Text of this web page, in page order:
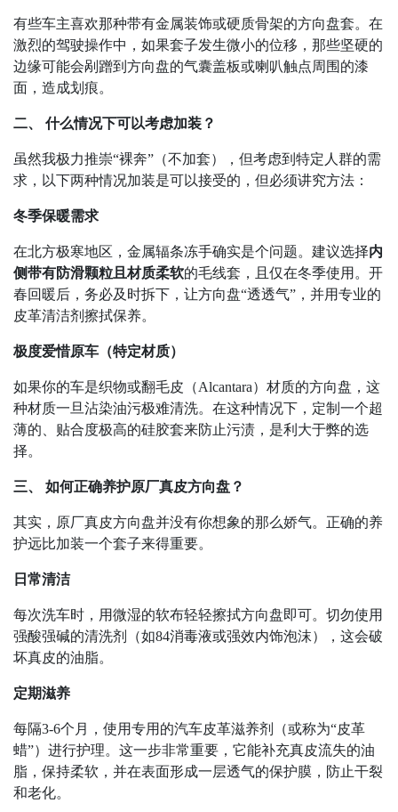
有些车主喜欢那种带有金属装饰或硬质骨架的方向盘套。在
激烈的驾驶操作中，如果套子发生微小的位移，那些坚硬的
边缘可能会剐蹭到方向盘的气囊盖板或喇叭触点周围的漆
面，造成划痕。
二、 什么情况下可以考虑加装？
虽然我极力推崇“裸奔” （不加套），但考虑到特定人群的需
求，以下两种情况加装是可以接受的，但必须讲究方法：
冬季保暖需求
在北方极寒地区，金属辐条冻手确实是个问题。建议选择内
侧带有防滑颗粒且材质柔软的毛线套，且仅在冬季使用。开
春回暖后，务必及时拆下，让方向盘“透透气” ，并用专业的
皮革清洁剂擦拭保养。
极度爱惜原车（特定材质）
如果你的车是织物或翻毛皮（Alcantara）材质的方向盘，这
种材质一旦沾染油污极难清洗。在这种情况下，定制一个超
薄的、贴合度极高的硅胶套来防止污渍，是利大于弊的选
择。
三、 如何正确养护原厂真皮方向盘？
其实，原厂真皮方向盘并没有你想象的那么娇气。正确的养
护远比加装一个套子来得重要。
日常清洁
每次洗车时，用微湿的软布轻轻擦拭方向盘即可。切勿使用
强酸强碱的清洗剂（如84消毒液或强效内饰泡沫），这会破
坏真皮的油脂。
定期滋养
每隔3-6个月，使用专用的汽车皮革滋养剂（或称为“皮革
蜡”）进行护理。这一步非常重要，它能补充真皮流失的油
脂，保持柔软，并在表面形成一层透气的保护膜，防止干裂
和老化。